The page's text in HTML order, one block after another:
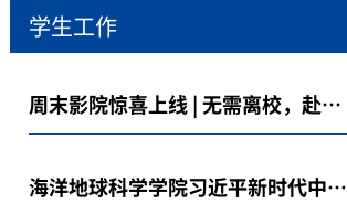
学生工作
周末影院惊喜上线 | 无需离校，赴一
场治愈光影之约！
海洋地球科学学院习近平新时代中国